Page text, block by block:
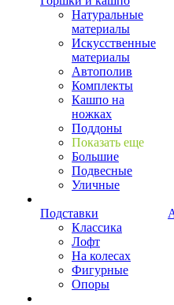
Натуральные
материалы
Искусственные
материалы
Автополив
Комплекты
Кашпо на
ножках
Поддоны
Показать еще
Большие
Подвесные
Уличные
Подставки
Классика
Лофт
На колесах
Фигурные
Опоры